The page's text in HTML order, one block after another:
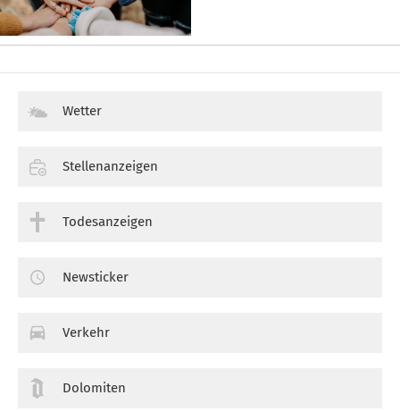
Wetter
Stellenanzeigen
Todesanzeigen
Newsticker
Verkehr
Dolomiten